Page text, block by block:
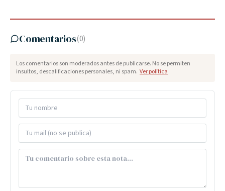
Comentarios(0)
Los comentarios son moderados antes de publicarse. No se permiten
insultos, descalificaciones personales, ni spam. Ver política